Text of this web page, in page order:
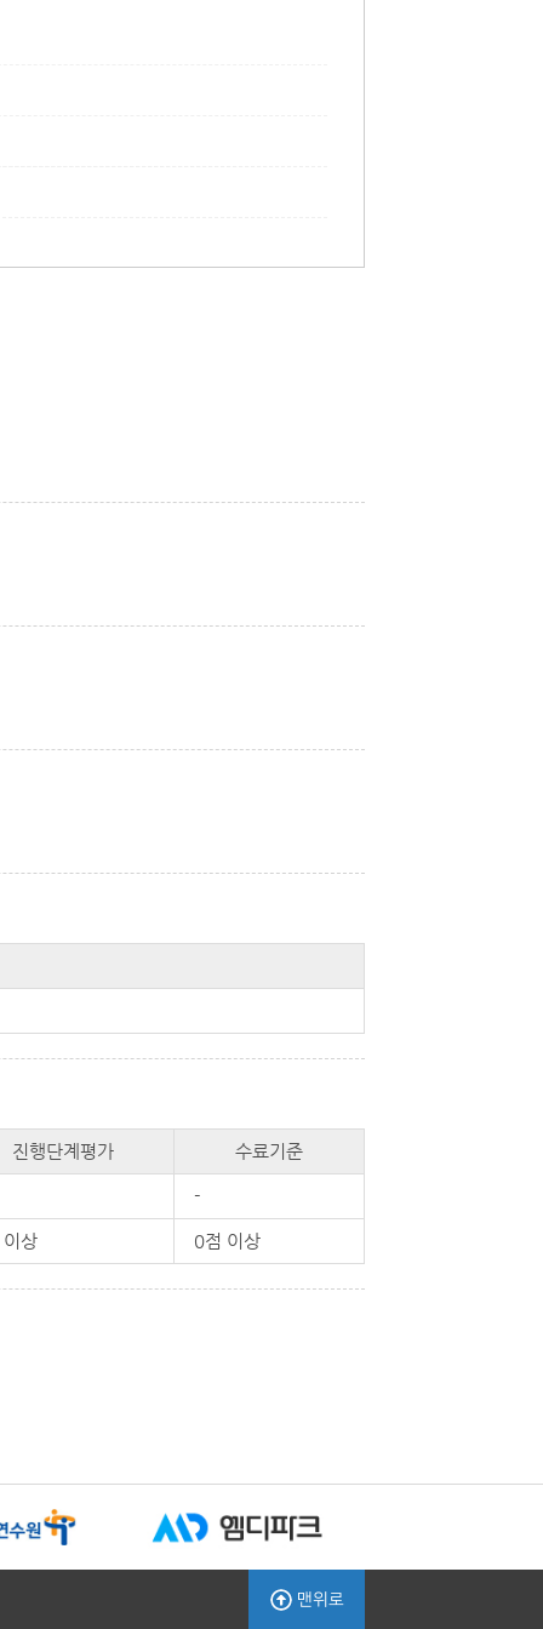
진행단계평가 수료기준
-
상 0점 이상
맨위로